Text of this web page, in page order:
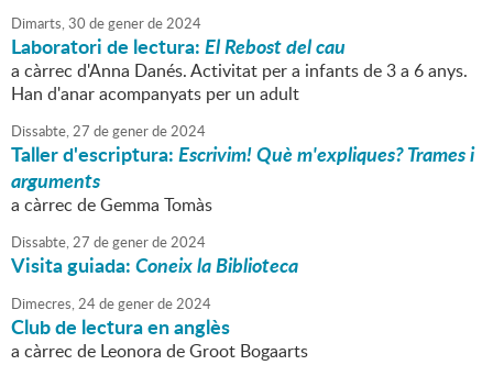
Dimarts,30 degenerde2024
Laboratori de lectura:El Rebost del cau
a càrrec d'Anna Danés. Activitat per a infants de 3 a 6 anys.
Han d'anar acompanyats per un adult
Dissabte,27 degenerde2024
Taller d'escriptura:Escrivim! Què m'expliques? Trames i
arguments
a càrrec de Gemma Tomàs
Dissabte,27 degenerde2024
Visita guiada:Coneix la Biblioteca
Dimecres,24degenerde2024
Club de lectura en anglès
a càrrec de Leonora de Groot Bogaarts